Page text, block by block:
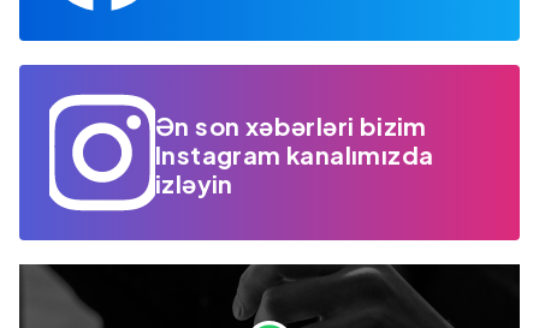
Ən son xəbərləri bizim
Instagram kanalımızda
izləyin